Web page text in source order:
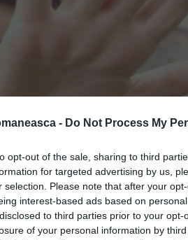
- Do Not Process My
opt-out of the sale, sharing to third
for targeted advertising by us,
selection. Please note that after your
interest-based ads based on
to third parties prior to your
of your personal information by
– Un român de 64 de ani,
Carabinieri din Acate pentru
nepoata timp de cinci ani,